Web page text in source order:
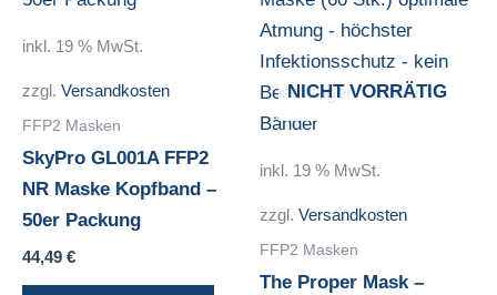
inkl. 19 % MwSt.
zzgl. Versandkosten
FFP2 Masken
SkyPro GL001A FFP2
NR Maske Kopfband –
50er Packung
44,49 €
NICHT VORRÄTIG
inkl. 19 % MwSt.
zzgl. Versandkosten
FFP2 Masken
The Proper Mask –